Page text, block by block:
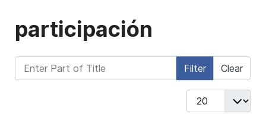
participación
Enter Part of Title Filter Clear
Display #